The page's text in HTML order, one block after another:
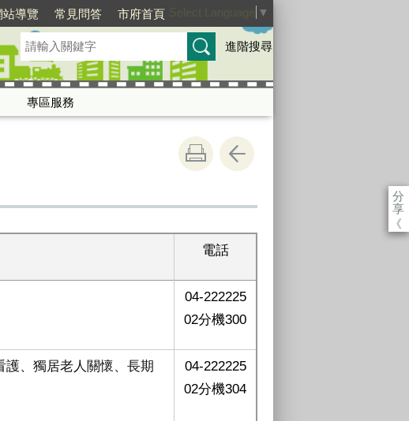
站導覽 常見問答 市府首頁 ▼
進階搜尋
專區服務
分
享
《
電話
04-222225
02分機300
護、獨居老人關懷、長期
04-222225
02分機304